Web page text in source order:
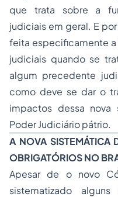
que trata sobre a
judiciais em geral. E
feita especificamente
judiciais quando se
algum precedente
como deve se dar o
impactos dessa
Poder Judiciário pátrio.
A NOVA SISTEMÁTICA
OBRIGATÓRIOS NO
Apesar de o novo
sistematizado